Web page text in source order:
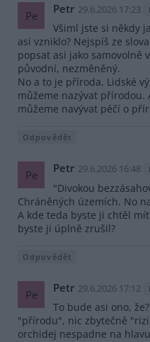
Pe Petr 29.6.2026 17:23
Všiml jste si někdy
asi vzniklo? Nejspíš ze
popsat asi jako samovolně
původní, nezměněný.
No a to je příroda. Lidské
můžeme nazývat přírodou.
můžeme navývat péčí o
Odpovědět
Pe Petr 29.6.2026 16:48
"Divokou
Chráněných územích. No
A kde teda byste ji chtěl
byste ji úplně zrušil?
Odpovědět
Pe Petr 29.6.2026 17:12
To bude asi ono,
"přírodu", nic zbytečně
orchidej nespadne na